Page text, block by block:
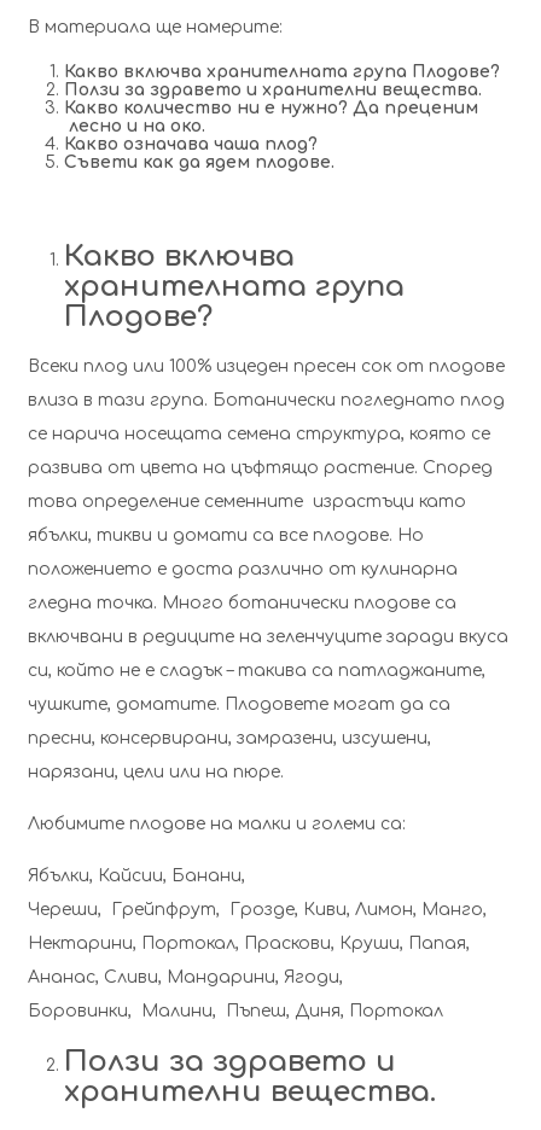
В материала ще намерите:
Какво включва хранителната група Плодове?
Ползи за здравето и хранителни вещества.
Какво количество ни е нужно? Да преценим
лесно и на око.
Какво означава чаша плод?
Съвети как да ядем плодове.
Какво включва
хранителната група
Плодове?
Всеки плод или 100% изцеден пресен сок от плодове
влиза в тази група. Ботанически погледнато плод
се нарича носещата семена структура, която се
развива от цвета на цъфтящо растение. Според
това определение семенните израстъци като
ябълки, тикви и домати са все плодове. Но
положението е доста различно от кулинарна
гледна точка. Много ботанически плодове са
включвани в редиците на зеленчуците заради вкуса
си, който не е сладък – такива са патладжаните,
чушките, доматите. Плодовете могат да са
пресни, консервирани, замразени, изсушени,
нарязани, цели или на пюре.
Любимите плодове на малки и големи са:
Ябълки, Кайсии, Банани,
Череши, Грейпфрут, Грозде, Киви, Лимон, Манго,
Нектарини, Портокал, Праскови, Круши, Папая,
Ананас, Сливи, Мандарини, Ягоди,
Боровинки, Малини, Пъпеш, Диня, Портокал
Ползи за здравето и
хранителни вещества.